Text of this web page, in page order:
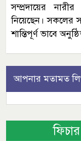
সম্প্রদায়ের
নিয়েছেন। সকলের
শান্তিপূর্ণ ভাবে
আপনার মতামত